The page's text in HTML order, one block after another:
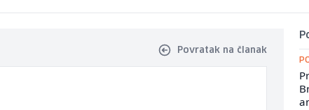
Povratak na članak